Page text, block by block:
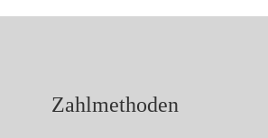
Zahlmethoden